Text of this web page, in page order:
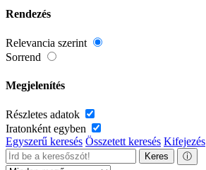
Rendezés
Relevancia szerint
Sorrend
Megjelenítés
Részletes adatok
Iratonként egyben
Egyszerű keresés Összetett keresés Kifejezés
Keres ⓘ